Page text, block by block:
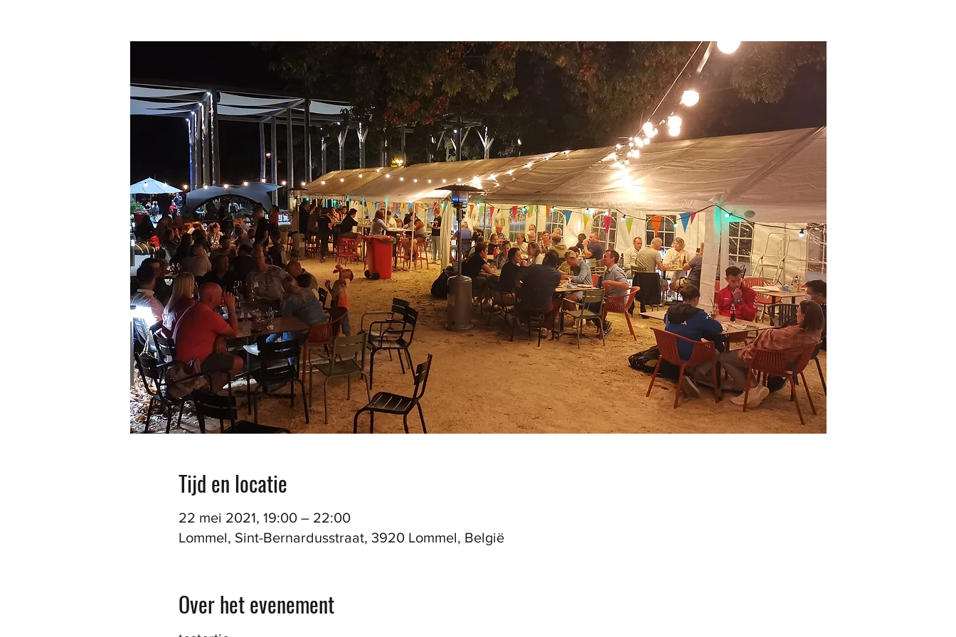
Tijd en locatie
22 mei 2021, 19:00 – 22:00
Lommel, Sint-Bernardusstraat, 3920 Lommel, België
Over het evenement